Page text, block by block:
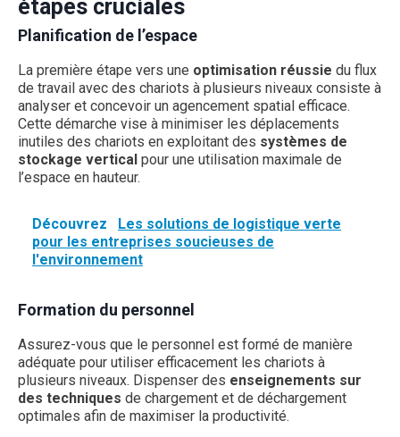
étapes cruciales
Planification de l’espace
La première étape vers une optimisation réussie du flux
de travail avec des chariots à plusieurs niveaux consiste à
analyser et concevoir un agencement spatial efficace.
Cette démarche vise à minimiser les déplacements
inutiles des chariots en exploitant des systèmes de
stockage vertical pour une utilisation maximale de
l’espace en hauteur.
Découvrez
Les solutions de logistique verte
pour les entreprises soucieuses de
l'environnement
Formation du personnel
Assurez-vous que le personnel est formé de manière
adéquate pour utiliser efficacement les chariots à
plusieurs niveaux. Dispenser des enseignements sur
des techniques de chargement et de déchargement
optimales afin de maximiser la productivité.